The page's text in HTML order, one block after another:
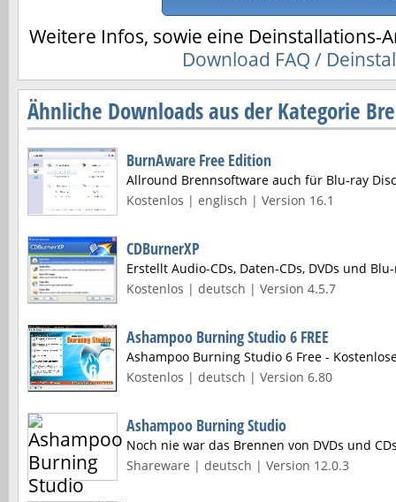
Weitere Infos, sowie eine Deinstallations-
Download FAQ /
Ähnliche Downloads aus der Kategorie
BurnAware Free Edition
Allround Brennsoftware auch für Blu-ray
Kostenlos | englisch | Version 16.1
CDBurnerXP
Erstellt Audio-CDs, Daten-CDs, DVDs und
Kostenlos | deutsch | Version 4.5.7
Ashampoo Burning Studio 6 FREE
Ashampoo Burning Studio 6 Free -
Kostenlos | deutsch | Version 6.80
Ashampoo Burning Studio
Noch nie war das Brennen von DVDs und
Shareware | deutsch | Version 12.0.3